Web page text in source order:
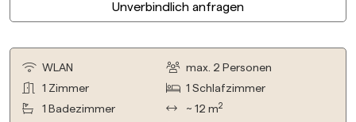
Unverbindlich anfragen
WLAN max. 2 Personen
1 Zimmer 1Schlafzimmer
1 Badezimmer ~ 12 m2